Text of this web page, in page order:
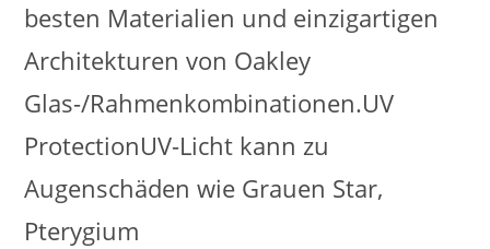
besten Materialien und einzigartigen
Architekturen von Oakley
Glas-/Rahmenkombinationen.UV
ProtectionUV-Licht kann zu
Augenschäden wie Grauen Star,
Pterygium